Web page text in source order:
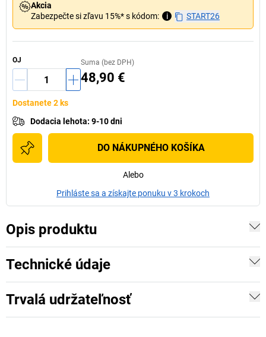
Akcia
Zabezpečte si zľavu 15%* s kódom:
i START26
OJ Suma (bez DPH)
48,90 €
Dostanete 2 ks
Dodacia lehota: 9-10 dni
DO NÁKUPNÉHO KOŠÍKA
Alebo
Prihláste sa a získajte ponuku v 3 krokoch
Opis produktu
Technické údaje
Trvalá udržateľnosť